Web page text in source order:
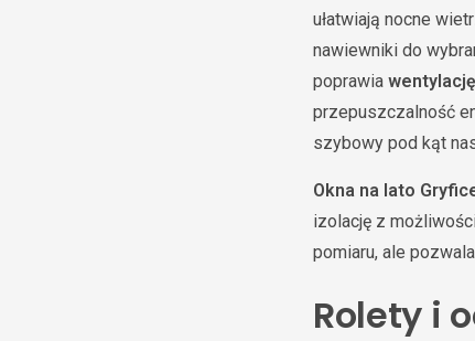
ułatwiają nocne
nawiewniki do
poprawia wentylację
przepuszczalność
szybowy pod kąt
Okna na lato
izolację z
pomiaru, ale
Rolety i